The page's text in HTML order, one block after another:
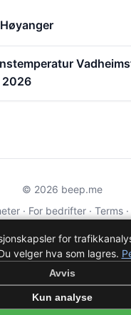
2026
© 2026 beep.me
· For bedrifter · Terms ·
·Wikidata·OMDb
& OMDb. Not endorsed
services.
Part of EPAK Vibes·Contact
|beep.me — reminders
for
velger hva som lagres.
Avvis
Kun analyse